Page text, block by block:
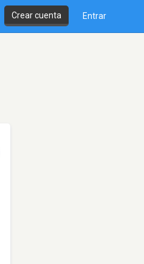
Crear cuenta Entrar